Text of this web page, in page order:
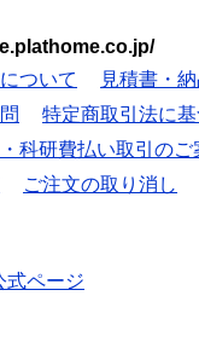
ついて
見積書・
特定商取引法に
科研費払い取引のご
ご注文の取り消し
式ページ